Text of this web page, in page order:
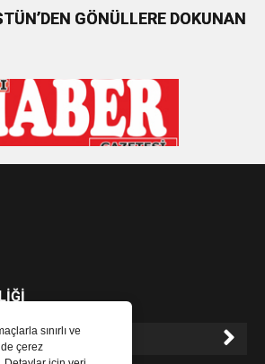
sınırlı ve
çerez
GÖNÜLLERE DOKUNAN